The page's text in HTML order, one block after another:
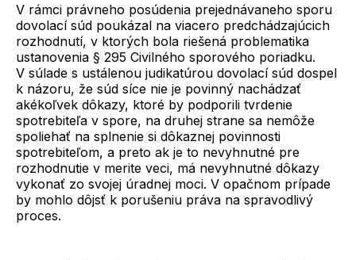
V rámci právneho posúdenia prejednávaneho sporu
dovolací súd poukázal na viacero predchádzajúcich
rozhodnutí, v ktorých bola riešená problematika
ustanovenia § 295 Civilného sporového poriadku.
V súlade s ustálenou judikatúrou dovolací súd dospel
k názoru, že súd síce nie je povinný nachádzať
akékoľvek dôkazy, ktoré by podporili tvrdenie
spotrebiteľa v spore, na druhej strane sa nemôže
spoliehať na splnenie si dôkaznej povinnosti
spotrebiteľom, a preto ak je to nevyhnutné pre
rozhodnutie v merite veci, má nevyhnutné dôkazy
vykonať zo svojej úradnej moci. V opačnom prípade
by mohlo dôjsť k porušeniu práva na spravodlivý
proces.